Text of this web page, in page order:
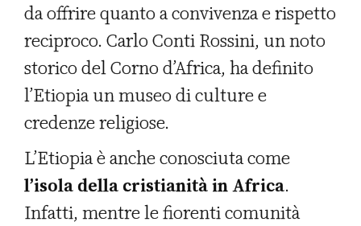
da offrire quanto a convivenza e rispetto
reciproco. Carlo Conti Rossini, un noto
storico del Corno d’Africa, ha definito
l’Etiopia un museo di culture e
credenze religiose.
L’Etiopia è anche conosciuta come
l’isola della cristianità in Africa.
Infatti, mentre le fiorenti comunità